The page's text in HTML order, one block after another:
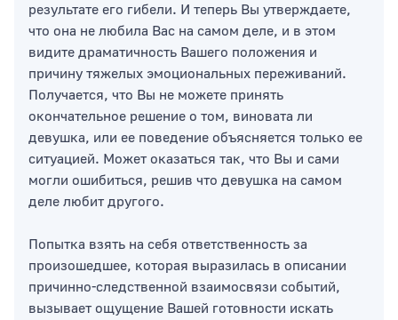
результате его гибели. И теперь Вы утверждаете,
что она не любила Вас на самом деле, и в этом
видите драматичность Вашего положения и
причину тяжелых эмоциональных переживаний.
Получается, что Вы не можете принять
окончательное решение о том, виновата ли
девушка, или ее поведение объясняется только ее
ситуацией. Может оказаться так, что Вы и сами
могли ошибиться, решив что девушка на самом
деле любит другого.
Попытка взять на себя ответственность за
произошедшее, которая выразилась в описании
причинно-следственной взаимосвязи событий,
вызывает ощущение Вашей готовности искать